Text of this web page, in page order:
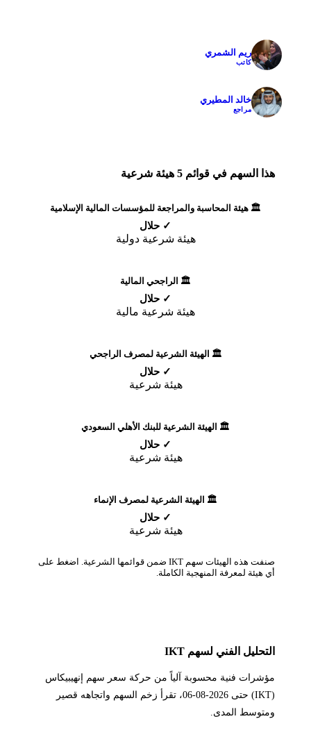
ريم الشمري
كاتب
خالد المطيري
مراجع
هذا السهم في قوائم 5 هيئة شرعية
🏛️ هيئة المحاسبة والمراجعة للمؤسسات المالية الإسلامية
✓ حلال
هيئة شرعية دولية
🏛️ الراجحي المالية
✓ حلال
هيئة شرعية مالية
🏛️ الهيئة الشرعية لمصرف الراجحي
✓ حلال
هيئة شرعية
🏛️ الهيئة الشرعية للبنك الأهلي السعودي
✓ حلال
هيئة شرعية
🏛️ الهيئة الشرعية لمصرف الإنماء
✓ حلال
هيئة شرعية
صنفت هذه الهيئات سهم IKT ضمن قوائمها الشرعية. اضغط على
أي هيئة لمعرفة المنهجية الكاملة.
التحليل الفني لسهم IKT
مؤشرات فنية محسوبة آلياً من حركة سعر سهم إنهيبيكاس
(IKT) حتى 2026-08-06، تقرأ زخم السهم واتجاهه قصير
ومتوسط المدى.